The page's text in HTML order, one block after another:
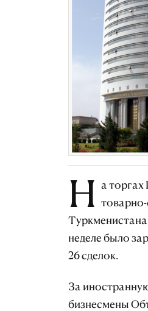
Н а торгах
неделе было
26 сделок.
За
бизнесмены